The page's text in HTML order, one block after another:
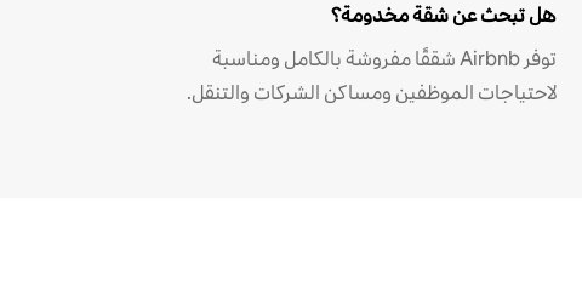
هل تبحث عن شقة مخدومة؟
توفر Airbnb شققًا مفروشة بالكامل ومناسبة
لاحتياجات الموظفين ومساكن الشركات والتنقل.